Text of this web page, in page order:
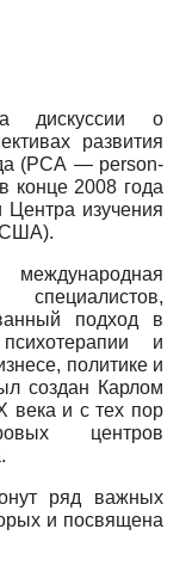
дискуссии о
развития
(РСА — person-
конце 2008 года
изучения
США).
подход в
и
политике и
создан Карлом
века и с тех пор
центров
ряд важных
и посвящена